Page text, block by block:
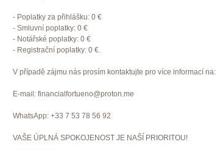
- Poplatky za přihlášku: 0 €
- Smluvní poplatky: 0 €
- Notářské poplatky: 0 €
- Registrační poplatky: 0 €.
V případě zájmu nás prosím kontaktujte pro více informací na:
E-mail: financialfortueno@proton.me
WhatsApp: +33 7 53 78 56 92
VAŠE ÚPLNÁ SPOKOJENOST JE NAŠÍ PRIORITOU!